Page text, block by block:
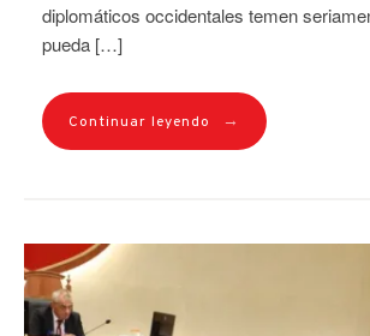
diplomáticos occidentales temen
pueda […]
Continuar leyendo →